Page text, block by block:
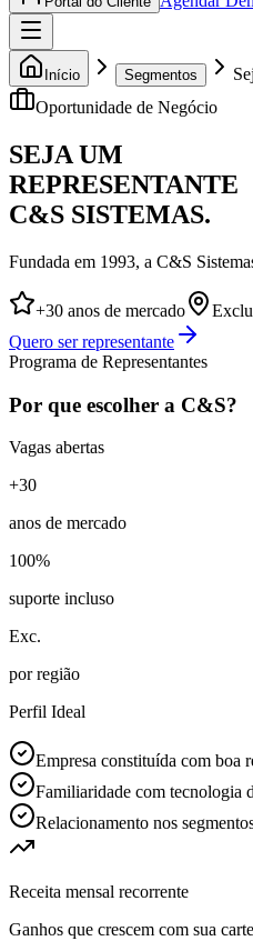
Início Segmentos
Oportunidade de Negócio
SEJA UM
REPRESENTANTE
C&S SISTEMAS.
Fundada em 1993, a C&S
+30 anos de mercado
Quero ser representante
Programa de Representantes
Por que escolher a C&S?
Vagas abertas
+30
anos de mercado
100%
suporte incluso
Exc.
por região
Perfil Ideal
Empresa constituída com boa
Familiaridade com tecnologia
Relacionamento nos
Receita mensal recorrente
Ganhos que crescem com sua